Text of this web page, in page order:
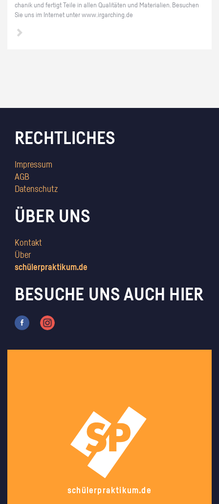
cha­nik und fer­tigt Teile in allen Qua­li­tä­ten und Ma­te­ria­li­en. Be­su­chen
Sie uns im In­ter­net unter www.​irgarching.​de
RECHTLICHES
Impressum
AGB
Datenschutz
ÜBER UNS
Kontakt
Über
schülerpraktikum.de
BESUCHE UNS AUCH HIER
schülerpraktikum.de